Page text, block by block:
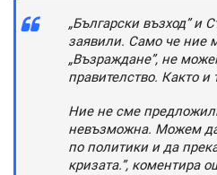
„Български възход” и
заявили. Само че ние
„Възраждане”, не
правителство. Както и
Ние не сме
невъзможна. Можем
по политики и да
кризата.”, коментира